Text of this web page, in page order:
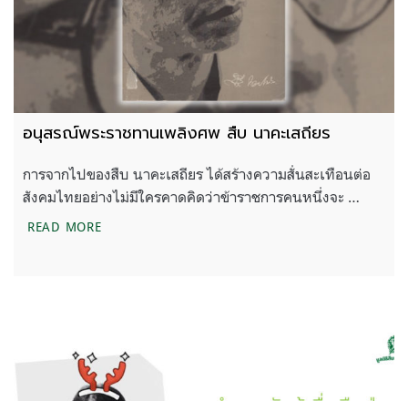
อนุสรณ์พระราชทานเพลิงศพ สืบ นาคะเสถียร
การจากไปของสืบ นาคะเสถียร ได้สร้างความสั่นสะเทือนต่อ
สังคมไทยอย่างไม่มีใครคาดคิดว่าข้าราชการคนหนึ่งจะ …
READ MOREอนุสรณ์พระราชทานเพลิงศพ สืบ นาคะเสถียร